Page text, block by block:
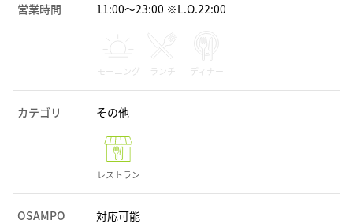
営業時間 11:00～23:00 ※L.O.22:00
モーニング ランチ ディナー
カテゴリ その他
レストラン
OSAMPO
対応可能